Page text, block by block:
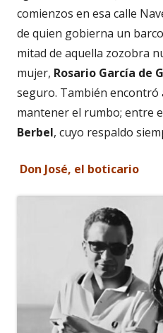
comienzos en esa calle
de quien gobierna un
mitad de aquella zozobra
mujer, Rosario García de
seguro. También encontró
mantener el rumbo; entre
Berbel, cuyo respaldo
Don José, el boticario